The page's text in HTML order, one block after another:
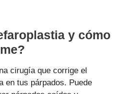
y cómo
cirugía que corrige el
en tus párpados. Puede